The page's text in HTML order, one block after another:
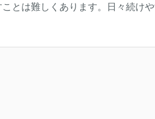
とは難しくあります。日々続け